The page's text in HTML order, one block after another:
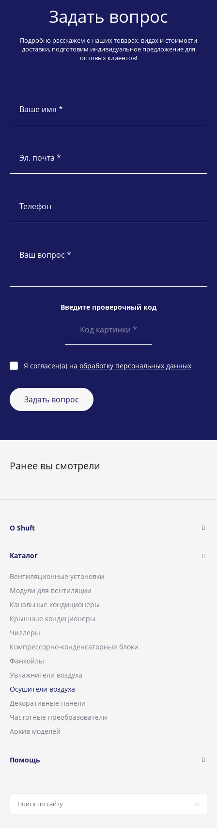
Задать вопрос
Подробно расскажем о наших товарах, видах и стоимости
доставки, подготовим индивидуальное предложение для
оптовых клиентов!
Ваше имя *
Эл. почта *
Телефон
Ваш вопрос *
Введите проверочный код
Задать вопрос
Я согласен(а) на обработку персональных данных
Ранее вы смотрели
О Shuft
Каталог
Вентиляционные установки
Модули для вентиляции
Канальные кондиционеры
Крышные кондиционеры
Чиллеры
Компрессорно-конденсаторные блоки
Фанкойлы
Увлажнители воздуха
Осушители воздуха
Декоративные панели
Частотные преобразователи
Архив моделей
Помощь